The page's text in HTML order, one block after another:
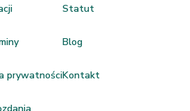
prywatności
Statut
Blog
Kontakt